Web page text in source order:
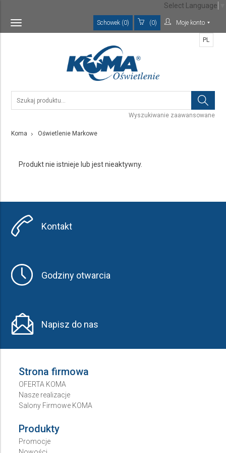
Toggle
navigation
Schowek (0) (0) Moje konto
Wyszukiwanie zaawansowane
PL
Koma Oświetlenie Markowe
Produkt nie istnieje lub jest nieaktywny.
Kontakt
Godziny otwarcia
Napisz do nas
Strona firmowa
OFERTA KOMA
Nasze realizacje
Salony Firmowe KOMA
Produkty
Promocje
Select Language